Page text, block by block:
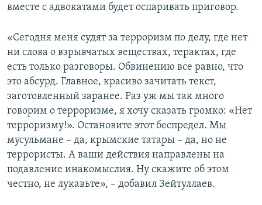
вместе с адвокатами будет оспаривать приговор.
«Сегодня меня судят за терроризм по делу, где нет
ни слова о взрывчатых веществах, терактах, где
есть только разговоры. Обвинению все равно, что
это абсурд. Главное, красиво зачитать текст,
заготовленный заранее. Раз уж мы так много
говорим о терроризме, я хочу сказать громко: «Нет
терроризму!». Остановите этот беспредел. Мы
мусульмане – да, крымские татары – да, но не
террористы. А ваши действия направлены на
подавление инакомыслия. Ну скажите об этом
честно, не лукавьте», – добавил Зейтуллаев.